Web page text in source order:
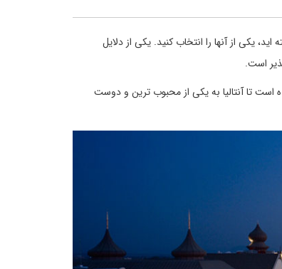
یکی از آنها را انتخاب کنید. یکی از دلایل
است.
است تا آنتالیا به یکی از محبوب ترین و دوست